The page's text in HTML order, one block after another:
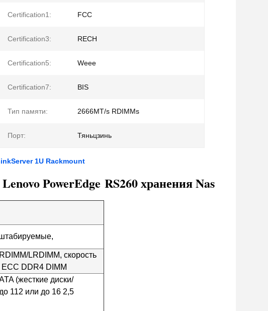
Certification1: FCC
Certification3: RECH
Certification5: Weee
Certification7: BIS
Тип памяти: 2666MT/s RDIMMs
Порт: Тяньцзинь
1U Rackmount
PowerEdge RS260 хранения Nas
LRDIMM, скорость
DDR4 DIMM
(жесткие диски/
112 или до 16 2,5